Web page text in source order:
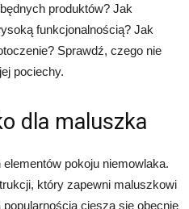
produktów? Jak
funkcjonalnością? Jak
Sprawdź, czego nie
pociechy.
dla maluszka
pokoju niemowlaka.
który zapewni maluszkowi
cieszą się obecnie